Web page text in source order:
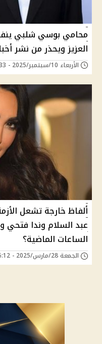
محامي بوسي شلبي
العزيز ويحذر من نشر
الأربعاء 10/سبتمبر/2025 - 08:33 م
ألفاظ خارجة تشعل
عبد السلام وندا فتحي
الساعات الماضية؟
الجمعة 28/مارس/2025 - 06:12 م